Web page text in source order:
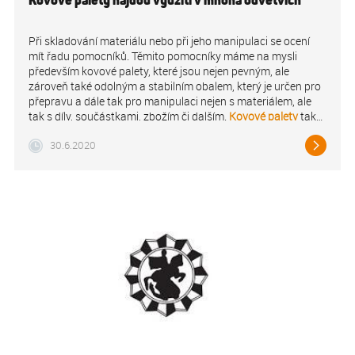
Při skladování materiálu nebo při jeho manipulaci se ocení
mít řadu pomocníků. Těmito pomocníky máme na mysli
především kovové palety, které jsou nejen pevným, ale
zároveň také odolným a stabilním obalem, který je určen pro
přepravu a dále tak pro manipulaci nejen s materiálem, ale
tak s díly, součástkami, zbožím či dalším. Kovové paletytak
expedici nebo v dílnách či truhlárnách.
Kovové palety se dnes
manipuluje, jejich nosnost je poměrně vysoká.
palety bývají velice často ohradové
o kovových paletách, mluvíme o paletách, které jsou
vyrobené z kovu čili z vysoce odolného a taktéž pevného
materiálu. Ve většině případů se setkáte s takzvanými
ohradovými paletami. Ohradové palety mají zpravidla vyšší
30.6.2020